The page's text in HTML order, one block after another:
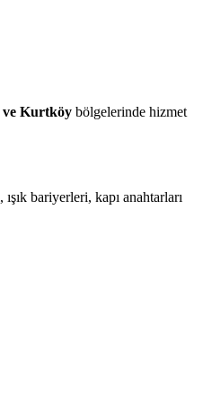
ve Kurtköy bölgelerinde hizmet
bariyerleri, kapı anahtarları